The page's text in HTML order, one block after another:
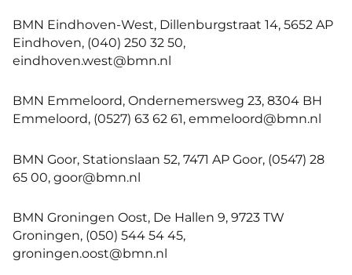
BMN Eindhoven-West, Dillenburgstraat 14, 5652 AP
Eindhoven, (040) 250 32 50,
eindhoven.west@bmn.nl
BMN Emmeloord, Ondernemersweg 23, 8304 BH
Emmeloord, (0527) 63 62 61, emmeloord@bmn.nl
BMN Goor, Stationslaan 52, 7471 AP Goor, (0547) 28
65 00, goor@bmn.nl
BMN Groningen Oost, De Hallen 9, 9723 TW
Groningen, (050) 544 54 45,
groningen.oost@bmn.nl